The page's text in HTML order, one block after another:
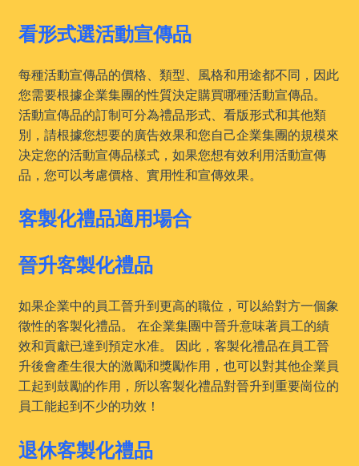
看形式選活動宣傳品
每種活動宣傳品的價格、類型、風格和用途都不同，因此
您需要根據企業集團的性質決定購買哪種活動宣傳品。
活動宣傳品的訂制可分為禮品形式、看版形式和其他類
別，請根據您想要的廣告效果和您自己企業集團的規模來
决定您的活動宣傳品樣式，如果您想有效利用活動宣傳
品，您可以考慮價格、實用性和宣傳效果。
客製化禮品適用場合
晉升客製化禮品
如果企業中的員工晉升到更高的職位，可以給對方一個象
徵性的客製化禮品。 在企業集團中晉升意味著員工的績
效和貢獻已達到預定水准。 因此，客製化禮品在員工晉
升後會產生很大的激勵和獎勵作用，也可以對其他企業員
工起到鼓勵的作用，所以客製化禮品對晉升到重要崗位的
員工能起到不少的功效！
退休客製化禮品